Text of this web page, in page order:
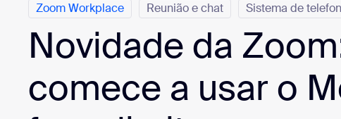
Zoom Workplace
Serviços corporativos da Zoom
Zoom CX
O que está
My
Zoom Workplace Reunião e chat Sistema de
Novidade da
comece a usar o